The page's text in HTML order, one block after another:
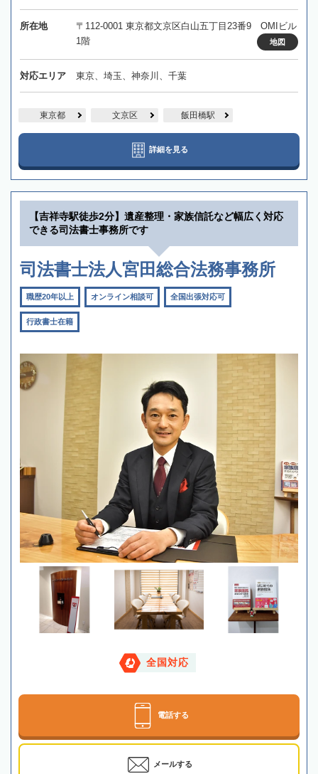
所在地
〒112-0001 東京都文京区白山五丁目23番9 OMIビル
1階
地図
対応エリア 東京、埼玉、神奈川、千葉
東京都 文京区 飯田橋駅
詳細を見る
【吉祥寺駅徒歩2分】遺産整理・家族信託など幅広く対応
できる司法書士事務所です
司法書士法人宮田総合法務事務所
職歴20年以上 オンライン相談可 全国出張対応可
行政書士在籍
全国対応
電話する
メールする